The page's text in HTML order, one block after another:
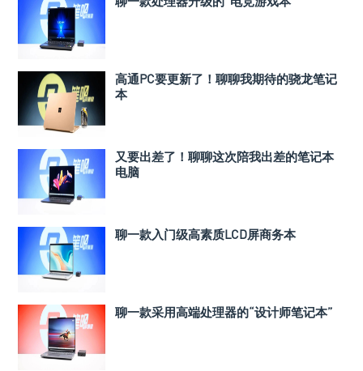
高通PC要更新了！聊聊我期待的骁龙笔记
本
又要出差了！聊聊这次陪我出差的笔记本
电脑
聊一款入门级高素质LCD屏商务本
聊一款采用高端处理器的“设计师笔记本”